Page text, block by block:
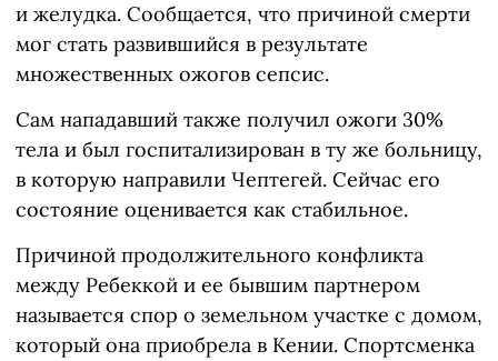
и желудка. Сообщается, что причиной смерти
мог стать развившийся в результате
множественных ожогов сепсис.
Сам нападавший также получил ожоги 30%
тела и был госпитализирован в ту же больницу,
в которую направили Чептегей. Сейчас его
состояние оценивается как стабильное.
Причиной продолжительного конфликта
между Ребеккой и ее бывшим партнером
называется спор о земельном участке с домом,
который она приобрела в Кении. Спортсменка